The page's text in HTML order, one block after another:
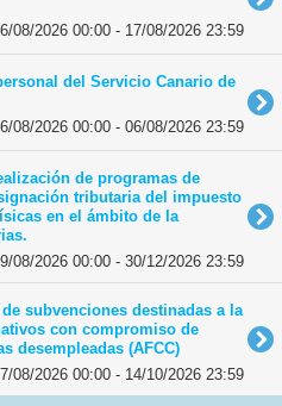
08/2026 00:00 - 17/08/2026 23:59
del Servicio Canario de
08/2026 00:00 - 06/08/2026 23:59
de programas de
tributaria del impuesto
en el ámbito de la
08/2026 00:00 - 30/12/2026 23:59
subvenciones destinadas a la
con compromiso de
desempleadas (AFCC)
08/2026 00:00 - 14/10/2026 23:59